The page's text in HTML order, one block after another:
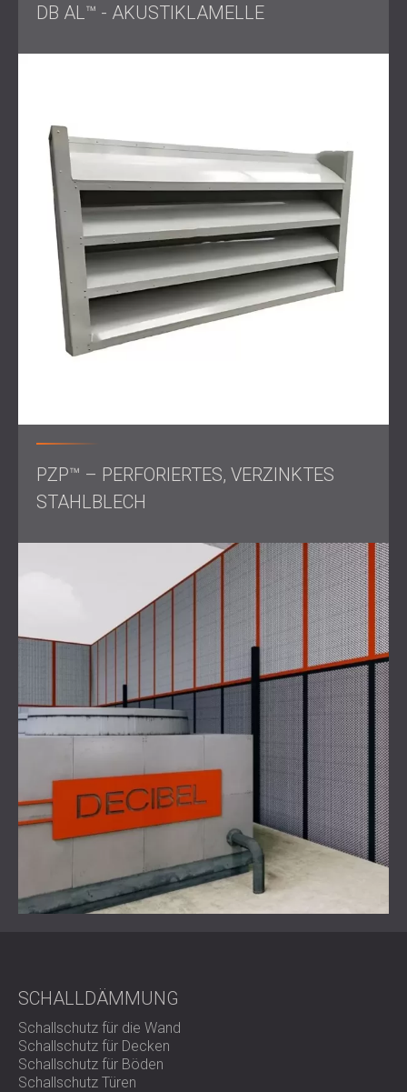
Lösung
Akustikplatten zur Schalldämmung konstruiert, kombiniert
mit strategisch an allen Seiten und auf dem Dach
platzierten Lamellen.
Durch diese Konstruktion wurde die notwendige Belüftung
für den Kühler sichergestellt und gleichzeitig verhindert,
dass sich der Lärm im Museum oder in den umliegenden
Bereichen ausbreitete.
Das Gehäuse wurde sorgfältig an die engen räumlichen
Gegebenheiten angepasst und demonstriert die Flexibilität
des technischen Ansatzes von DECIBEL.
Ergebnis
der akustische Komfort wiederhergestellt werden.
Die Kombination aus PZP-Platten und Lamellen sorgte für
bewies damit erneut die Fähigkeit von DECIBEL, auch
unter schwierigen Bedingungen maßgeschneiderte
Lösungen zu entwickeln.
Kontaktieren Sie uns
für professionellen Lärmschutz!
DB AL™ - AKUSTIKLAMELLE
PZP™ – PERFORIERTES, VERZINKTES
STAHLBLECH
SCHALLDÄMMUNG
Schallschutz für die Wand
Schallschutz für Decken
Schallschutz für Böden
Schallschutz Türen